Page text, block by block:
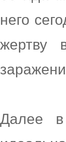
него
жертву
Далее